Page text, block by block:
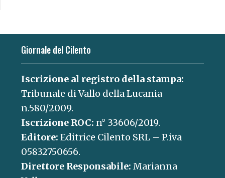
Giornale del Cilento
Iscrizione al registro della stampa:
Tribunale di Vallo della Lucania
n.580/2009.
Iscrizione ROC: n° 33606/2019.
Editore: Editrice Cilento SRL – P.iva
05832750656.
Direttore Responsabile: Marianna